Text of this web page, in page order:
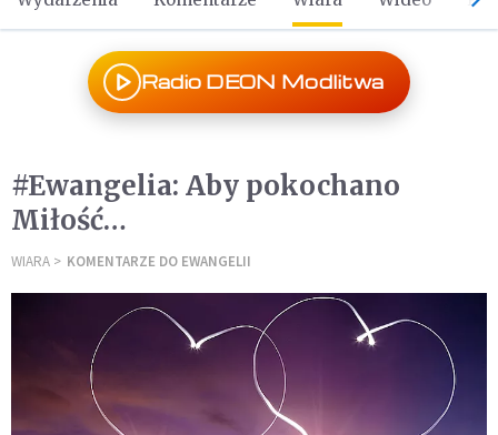
Radio DEON Modlitwa
#Ewangelia: Aby pokochano
Miłość…
WIARA KOMENTARZE DO EWANGELII